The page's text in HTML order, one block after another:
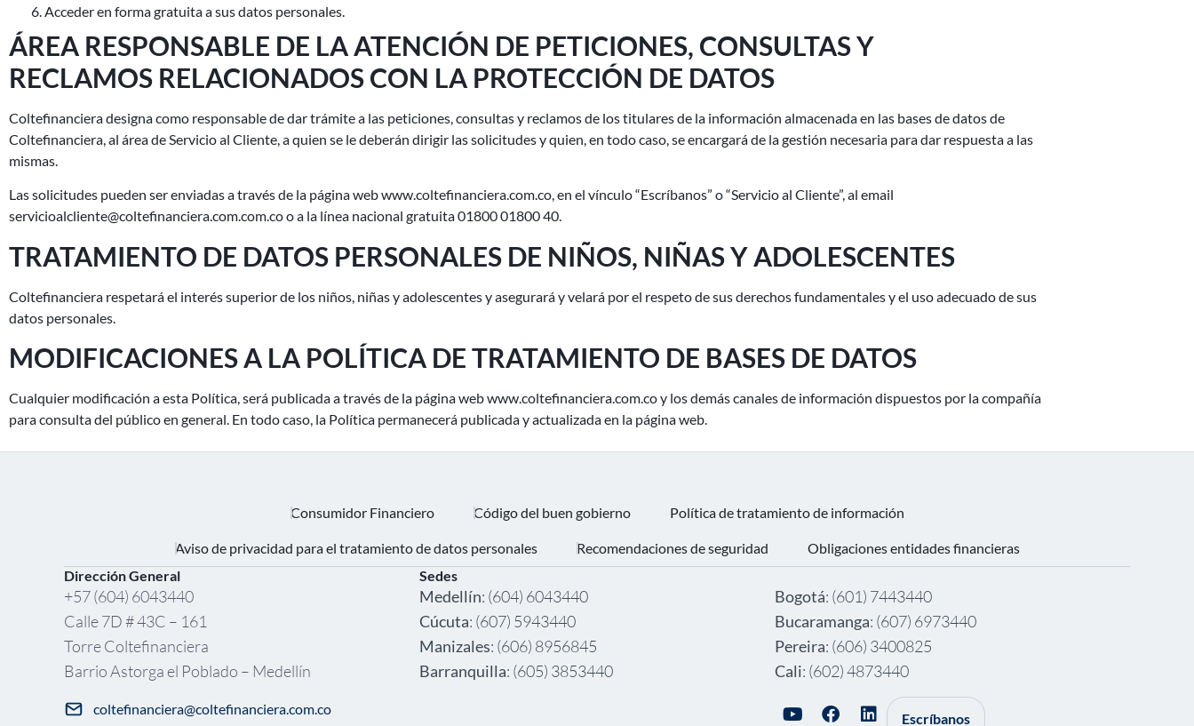
Acceder en forma gratuita a sus datos personales.
ÁREA RESPONSABLE DE LA ATENCIÓN DE PETICIONES, CONSULTAS Y
RECLAMOS RELACIONADOS CON LA PROTECCIÓN DE DATOS
Coltefinanciera designa como responsable de dar trámite a las peticiones, consultas y reclamos de los titulares de la información almacenada en las bases de datos de
Coltefinanciera, al área de Servicio al Cliente, a quien se le deberán dirigir las solicitudes y quien, en todo caso, se encargará de la gestión necesaria para dar respuesta a las
mismas.
Las solicitudes pueden ser enviadas a través de la página web www.coltefinanciera.com.co, en el vínculo “Escríbanos” o “Servicio al Cliente”, al email
servicioalcliente@coltefinanciera.com.com.co o a la línea nacional gratuita 01800 01800 40.
TRATAMIENTO DE DATOS PERSONALES DE NIÑOS, NIÑAS Y ADOLESCENTES
Coltefinanciera respetará el interés superior de los niños, niñas y adolescentes y asegurará y velará por el respeto de sus derechos fundamentales y el uso adecuado de sus
datos personales.
MODIFICACIONES A LA POLÍTICA DE TRATAMIENTO DE BASES DE DATOS
Cualquier modificación a esta Política, será publicada a través de la página web www.coltefinanciera.com.co y los demás canales de información dispuestos por la compañía
para consulta del público en general. En todo caso, la Política permanecerá publicada y actualizada en la página web.
Consumidor Financiero Código del buen gobierno Política de tratamiento de información
Aviso de privacidad para el tratamiento de datos personales Recomendaciones de seguridad
Obligaciones entidades financieras
Dirección General
+57 (604) 6043440
Calle 7D # 43C – 161
Torre Coltefinanciera
Barrio Astorga el Poblado – Medellín
coltefinanciera@coltefinanciera.com.co
Sedes
Medellín: (604) 6043440
Cúcuta: (607) 5943440
Manizales: (606) 8956845
Barranquilla: (605) 3853440
Bogotá: (601) 7443440
Bucaramanga: (607) 6973440
Pereira: (606) 3400825
Cali: (602) 4873440
Escríbanos